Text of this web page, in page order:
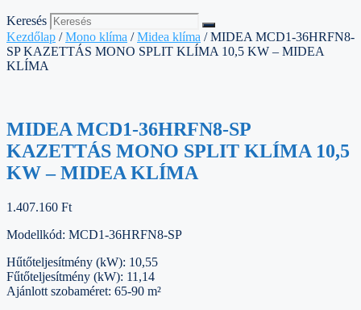
Keresés
Kezdőlap /Mono klíma /Midea klíma / MIDEA MCD1-36HRFN8-
SP KAZETTÁS MONO SPLIT KLÍMA 10,5 KW – MIDEA
KLÍMA
MIDEA MCD1-36HRFN8-SP
KAZETTÁS MONO SPLIT KLÍMA 10,5
KW – MIDEA KLÍMA
1.407.160 Ft
Modellkód: MCD1-36HRFN8-SP
Hűtőteljesítmény (kW): 10,55
Fűtőteljesítmény (kW): 11,14
Ajánlott szobaméret: 65-90 m²